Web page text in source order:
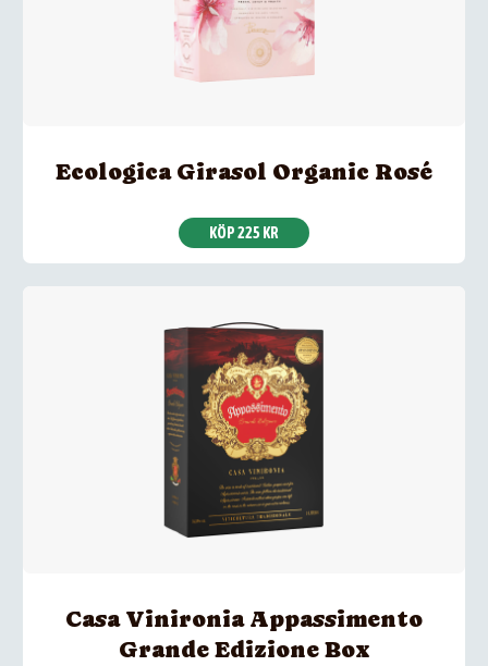
Ecologica Girasol Organic Rosé
KÖP 225 KR
Casa Vinironia Appassimento
Grande Edizione Box